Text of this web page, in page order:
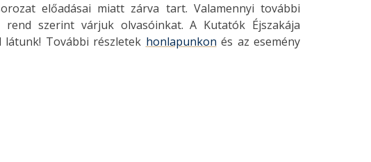
előadásai miatt zárva tart. Valamennyi további
szerint várjuk olvasóinkat. A Kutatók Éjszakája
További részletek honlapunkon és az esemény